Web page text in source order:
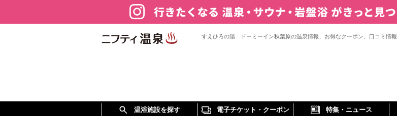
すえひろの湯 ドーミーイン秋葉原の温泉情報、お得なクーポン、口コミ情報
温浴施設を探す 電子チケット・クーポン 特集・ニュース